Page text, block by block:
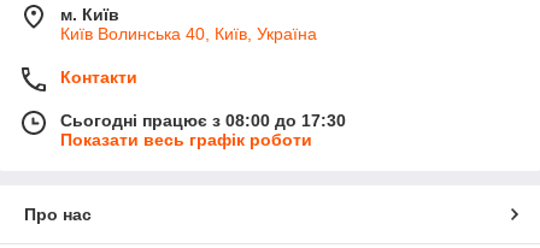
м. Київ
Київ Волинська 40, Київ, Україна
Контакти
Сьогодні працює з 08:00 до 17:30
Показати весь графік роботи
Про нас